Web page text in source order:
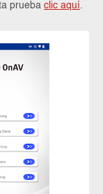
prueba clic aquí.